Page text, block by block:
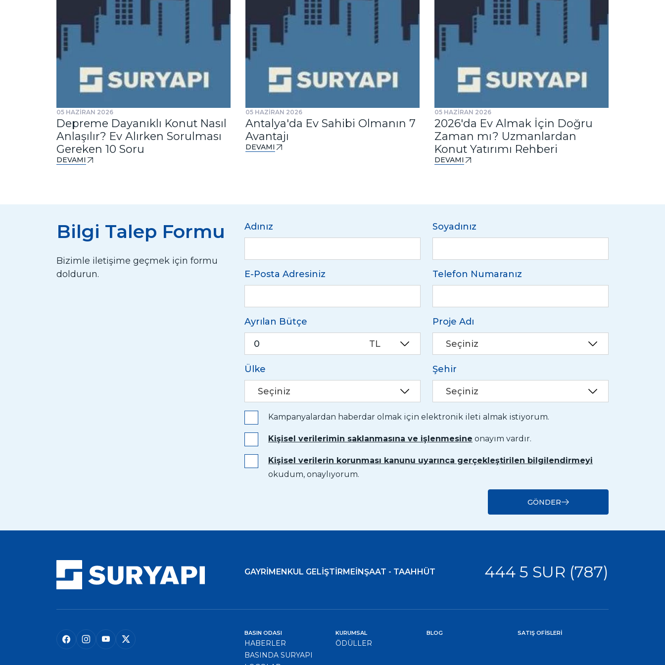
05 HAZİRAN 2026
Depreme Dayanıklı Konut Nasıl
Anlaşılır? Ev Alırken Sorulması
Gereken 10 Soru
DEVAMI
05 HAZİRAN 2026
Antalya'da Ev Sahibi Olmanın 7
Avantajı
DEVAMI
05 HAZİRAN 2026
2026'da Ev Almak İçin Doğru
Zaman mı? Uzmanlardan
Konut Yatırımı Rehberi
DEVAMI
Bilgi Talep Formu
Bizimle iletişime geçmek için formu
doldurun.
Adınız Soyadınız
E-Posta Adresiniz Telefon Numaranız
Ayrılan Bütçe
TL
Proje Adı
Seçiniz
Ülke
Seçiniz
Şehir
Seçiniz
Kampanyalardan haberdar olmak için elektronik ileti almak istiyorum.
Kişisel verilerimin saklanmasına ve işlenmesine onayım vardır.
Kişisel verilerin korunması kanunu uyarınca gerçekleştirilen bilgilendirmeyi
okudum, onaylıyorum.
GÖNDER
GAYRİMENKUL GELİŞTİRMEİNŞAAT - TAAHHÜT 444 5 SUR (787)
BASIN ODASI
HABERLER
BASINDA SURYAPI
KURUMSAL
ÖDÜLLER
BLOG SATIŞ OFİSLERİ